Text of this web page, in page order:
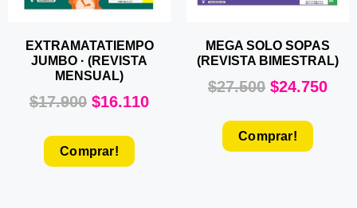
EXTRAMATATIEMPO
JUMBO · (REVISTA
MENSUAL)
$17.900 $16.110
Comprar!
MEGA SOLO SOPAS
(REVISTA BIMESTRAL)
$27.500 $24.750
Comprar!